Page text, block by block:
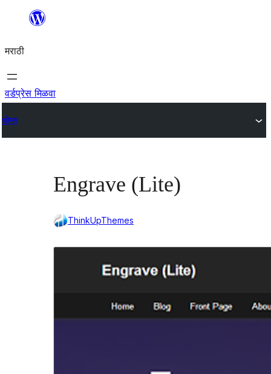
सामुग्रीवर
मराठी
वर्डप्रेस मिळवा
थीम्स
Engrave (Lite)
ThinkUpThemes